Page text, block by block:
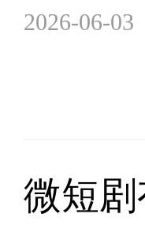
2026-06-03
微短